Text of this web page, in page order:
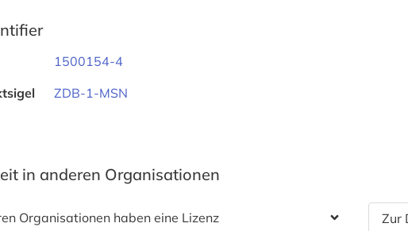
1500154-4
ZDB-1-MSN
in anderen Organisationen
Organisationen haben eine Lizenz Zur